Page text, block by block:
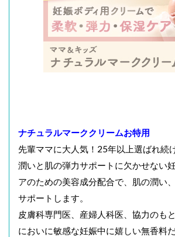
ナチュラルマーククリームお特用
先輩ママに大人気！25年以上選ばれ続
潤いと肌の弾力サポートに欠かせない
アのための美容成分配合で、肌の潤い
サポートします。
皮膚科専門医、産婦人科医、協力のもと
においに敏感な妊娠中に嬉しい無香料